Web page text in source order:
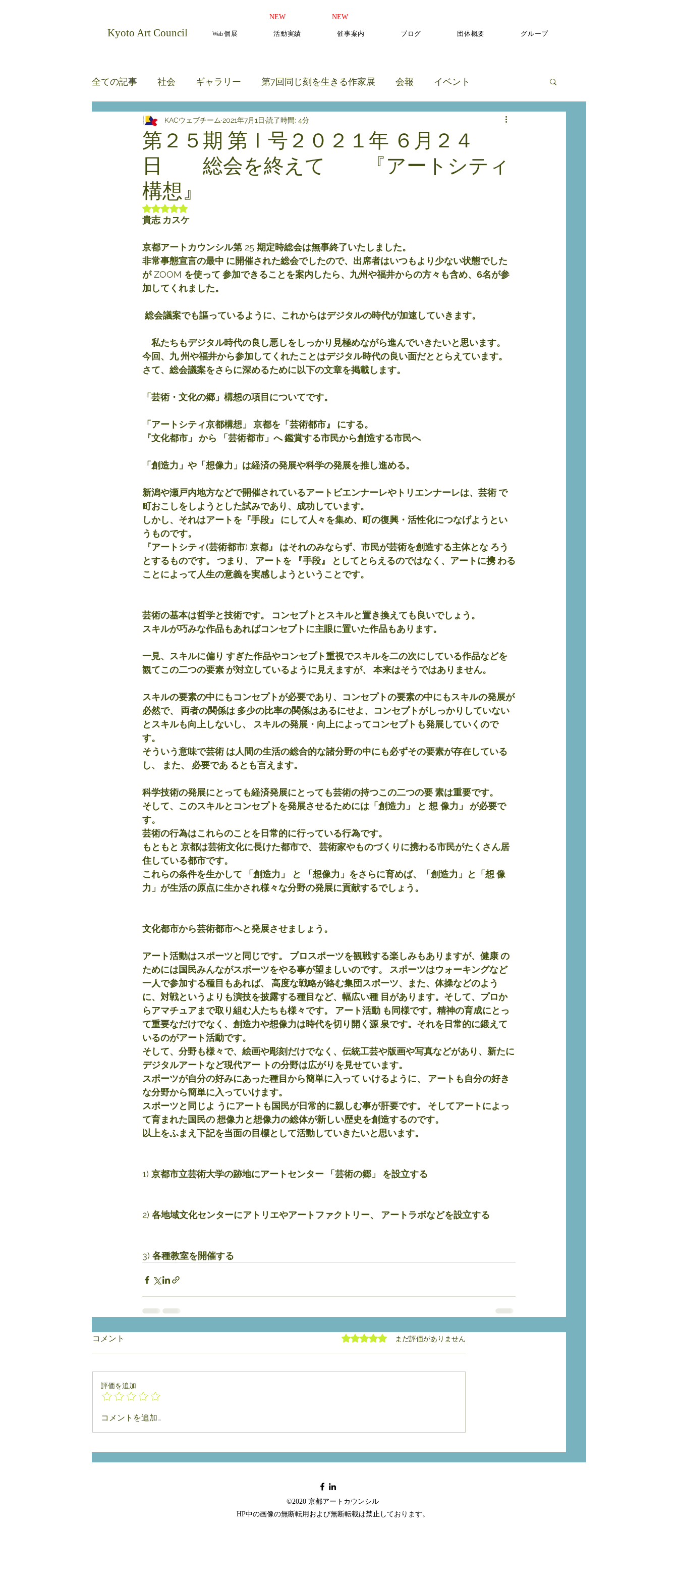
​NEW ​NEW
​Kyoto Art Council Web個展 活動実績 催事案内 ブログ 団体概要 グループ
全ての記事 社会 ギャラリー 第7回同じ刻を生きる作家展 会報 イベント
無題のカテゴリー 無題のカテゴリー
第２５期 第Ⅰ号２０２１年 ６月２４
日 総会を終えて 『アートシティ
構想』
KACウェブチーム 2021年7月1日 読了時間: 4分
5つ星のうちNaNと評価されています。
貴志 カスケ
京都アートカウンシル第 25 期定時総会は無事終了いたしました。
非常事態宣言の最中 に開催された総会でしたので、出席者はいつもより少ない状態でした
が ZOOM を使って 参加できることを案内したら、九州や福井からの方々も含め、6名が参
加してくれました。
総会議案でも謳っているように、これからはデジタルの時代が加速していきます。
私たちもデジタル時代の良し悪しをしっかり見極めながら進んでいきたいと思います。
今回、九 州や福井から参加してくれたことはデジタル時代の良い面だととらえています。
さて、総会議案をさらに深めるために以下の文章を掲載します。
「芸術・文化の郷」構想の項目についてです。
「アートシティ京都構想」 京都を「芸術都市』 にする。
『文化都市」 から 「芸術都市」へ 鑑賞する市民から創造する市民へ
「創造力」や「想像力」は経済の発展や科学の発展を推し進める。
新潟や瀬戸内地方などで開催されているアートビエンナーレやトリエンナーレは、芸術 で
町おこしをしようとした試みであり、成功しています。
しかし、それはアートを『手段』 にして人々を集め、町の復興・活性化につなげようとい
うものです。
『アートシティ(芸術都市) 京都』 はそれのみならず、市民が芸術を創造する主体とな ろう
とするものです。 つまり、 アートを 『手段』 としてとらえるのではなく、アートに携 わる
ことによって人生の意義を実感しようということです。
芸術の基本は哲学と技術です。 コンセプトとスキルと置き換えても良いでしょう。
スキルが巧みな作品もあればコンセプトに主眼に置いた作品もあります。
一見、スキルに偏り すぎた作品やコンセプト重視でスキルを二の次にしている作品などを
観てこの二つの要素 が対立しているように見えますが、 本来はそうではありません。
スキルの要素の中にもコンセプトが必要であり、コンセプトの要素の中にもスキルの発展が
必然で、 両者の関係は 多少の比率の関係はあるにせよ、コンセプトがしっかりしていない
とスキルも向上しないし、 スキルの発展・向上によってコンセプトも発展していくので
す。
そういう意味で芸術 は人間の生活の総合的な諸分野の中にも必ずその要素が存在している
し、 また、 必要であ るとも言えます。
科学技術の発展にとっても経済発展にとっても芸術の持つこの二つの要 素は重要です。
そして、このスキルとコンセプトを発展させるためには「創造力」
と 想 像力」 が必要で
す。
芸術の行為はこれらのことを日常的に行っている行為です。
もともと 京都は芸術文化に長けた都市で、 芸術家やものづくりに携わる市民がたくさん居
住している都市です。
これらの条件を生かして 「創造力」
と
「想像力」をさらに育めば、「創造力」と「想 像
力」が生活の原点に生かされ様々な分野の発展に貢献するでしょう。
文化都市から芸術都市へと発展させましょう。
アート活動はスポーツと同じです。 プロスポーツを観戦する楽しみもありますが、健康 の
ためには国民みんながスポーツをやる事が望ましいのです。 スポーツはウォーキングなど
一人で参加する種目もあれば、 高度な戦略が絡む集団スポーツ、また、体操などのよう
に、対戦というよりも演技を披露する種目など、幅広い種 目があります。そして、プロか
らアマチュアまで取り組む人たちも様々です。 アート活動 も同様です。精神の育成にとっ
て重要なだけでなく、創造力や想像力は時代を切り開く源 泉です。それを日常的に鍛えて
いるのがアート活動です。
そして、分野も様々で、絵画や彫刻だけでなく、伝統工芸や版画や写真などがあり、新たに
デジタルアートなど現代アー トの分野は広がりを見せています。
スポーツが自分の好みにあった種目から簡単に入って いけるように、 アートも自分の好き
な分野から簡単に入っていけます。
スポーツと同じよ うにアートも国民が日常的に親しむ事が肝要です。 そしてアートによっ
て育まれた国民の 想像力と想像力の総体が新しい歴史を創造するのです。
以上をふまえ下記を当面の目標として活動していきたいと思います。
1) 京都市立芸術大学の跡地にアートセンター 「芸術の郷」 を設立する
2) 各地域文化センターにアトリエやアートファクトリー、 アートラボなどを設立する
3) 各種教室を開催する
コメント 5つ星のうち0と評価されています。
まだ評価がありません
評価を追加
コメントを追加…
©2020 京都アートカウンシル
HP中の画像の無断転用および無断転載は禁止しております。